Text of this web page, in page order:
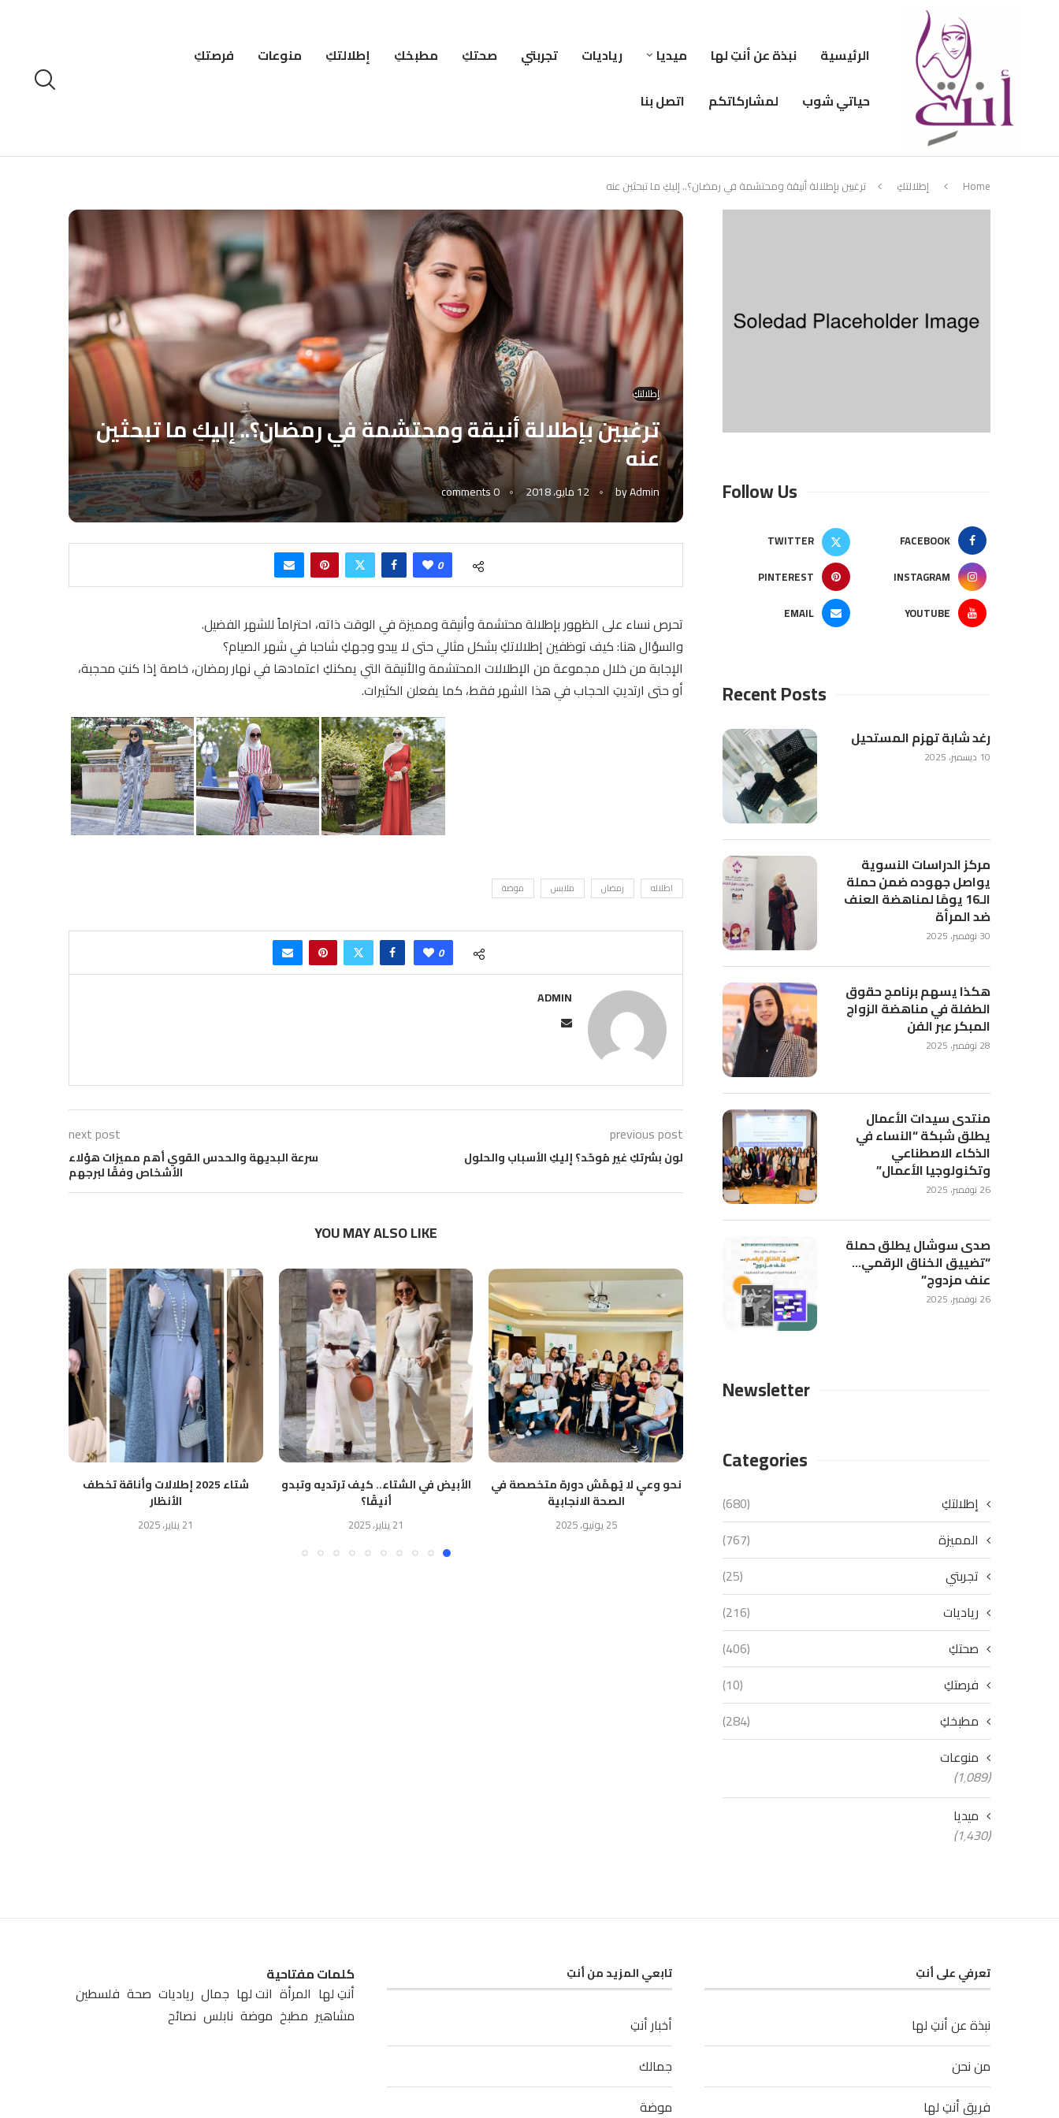
الرئيسية نبذة عن أنتِ لها ميديا رياديات تجربتي صحتكِ مطبخكِ إطلالتكِ منوعات
فرصتكِ
حياتي شوب
لمشاركاتكم اتصل بنا
Home إطلالتكِ ترغبين بإطلالة أنيقة ومحتشمة في رمضان؟.. إليكِ ما تبحثين عنه
إطلالتكِ
ترغبين بإطلالة أنيقة ومحتشمة في رمضان؟.. إليكِ ما تبحثين
عنه
byAdmin 12 مايو، 2018 0 comments
0
تحرص نساء على الظهور بإطلالة محتشمة وأنيقة ومميزة في الوقت ذاته، احتراماً للشهر الفضيل.
والسؤال هنا: كيف توظفين إطلالاتكِ بشكل مثالي حتى لا يبدو وجهكِ شاحبا في شهر الصيام؟
الإجابة من خلال مجموعة من الإطلالات المحتشمة والأنيقة التي يمكنكِ اعتمادها في نهار رمضان، خاصة إذا كنتِ محجبة،
أو حتى ارتديتِ الحجاب في هذا الشهر فقط، كما يفعلن الكثيرات.
اطلاله رمضان ملابس موضة
0
ADMIN
previous post
لون بشرتكِ غير مُوحّد؟ إليكِ الأسباب والحلول
next post
سرعة البديهة والحدس القوي أهم مميزات هؤلاء
الأشخاص وفقًا لبرجهم
YOU MAY ALSO LIKE
نحو وعيٍ لا يُهمَّش دورة متخصصة في
الصحة الانجابية
25 يونيو، 2025
الأبيض في الشتاء.. كيف ترتديه وتبدو
أنيقًا؟
21 يناير، 2025
شتاء 2025 إطلالات وأناقة تخطف
الأنظار
21 يناير، 2025
Follow Us
FACEBOOK
TWITTER
INSTAGRAM
PINTEREST
YOUTUBE
EMAIL
Recent Posts
رغد شابة تهزم المستحيل
10 ديسمبر، 2025
مركز الدراسات النسوية
يواصل جهوده ضمن حملة
الـ16 يومًا لمناهضة العنف
ضد المرأة
30 نوفمبر، 2025
هكذا يسهم برنامج حقوق
الطفلة في مناهضة الزواج
المبكر عبر الفن
28 نوفمبر، 2025
منتدى سيدات الأعمال
يطلق شبكة “النساء في
الذكاء الاصطناعي
وتكنولوجيا الأعمال”
26 نوفمبر، 2025
صدى سوشال يطلق حملة
“تضييق الخناق الرقمي…
عنف مزدوج”
26 نوفمبر، 2025
Newsletter
Categories
إطلالتكِ
(680)
المميزة
(767)
تجربتي
(25)
رياديات
(216)
صحتكِ
(406)
فرصتكِ
(10)
مطبخكِ
(284)
منوعات
(1٬089)
ميديا
(1٬430)
تعرفي على أنتِ
نبذة عن أنتِ لها
من نحن
فريق أنتِ لها
تابعي المزيد من أنتِ
أخبار أنتِ
جمالك
موضة
كلمات مفتاحية
أنتِ لها المرأة انت لها جمال رياديات صحة فلسطين
مشاهير مطبخ موضة نابلس نصائح